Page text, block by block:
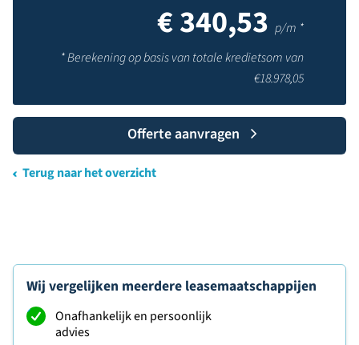
€340,53 p/m *
* Berekening op basis van totale kredietsom van
€18.978,05
Offerte aanvragen
Terug naar het overzicht
Wij vergelijken meerdere leasemaatschappijen
Onafhankelijk en persoonlijk
advies